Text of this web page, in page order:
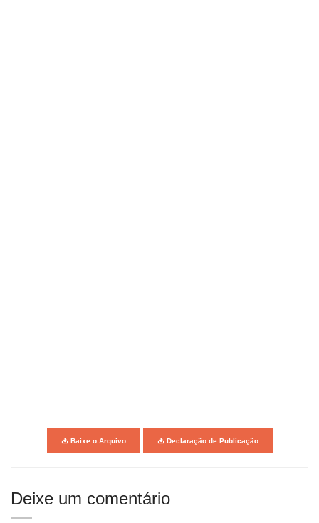
Baixe o Arquivo Declaração de Publicação
Deixe um comentário